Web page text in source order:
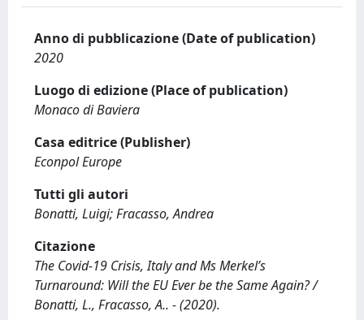
Anno di pubblicazione (Date of publication)
2020
Luogo di edizione (Place of publication)
Monaco di Baviera
Casa editrice (Publisher)
Econpol Europe
Tutti gli autori
Bonatti, Luigi; Fracasso, Andrea
Citazione
The Covid-19 Crisis, Italy and Ms Merkel’s
Turnaround: Will the EU Ever be the Same Again? /
Bonatti, L., Fracasso, A.. - (2020).